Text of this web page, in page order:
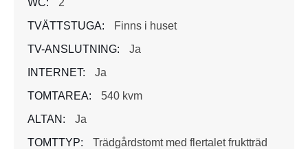
WC:
2
TVÄTTSTUGA:
Finns i huset
TV-ANSLUTNING:
Ja
INTERNET:
Ja
TOMTAREA:
540 kvm
ALTAN:
Ja
TOMTTYP:
Trädgårdstomt med flertalet fruktträd